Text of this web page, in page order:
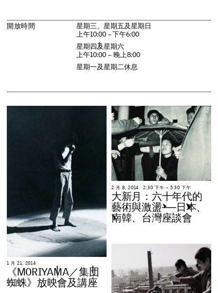
開放時間 星期三、星期五及星期日
上午10:00 –下午6:00
星期四及星期六
上午10:00 – 晚上8:00
星期一及星期二休息
1 月 21, 2014
《MORIYAMA／集団
蜘蛛》 放映會及講座
2 月 8, 2014 ∙ 2:30 下午 – 5:30 下午
大新月 ： 六十年代的
藝術與激盪──日本、
南韓、 台灣座談會